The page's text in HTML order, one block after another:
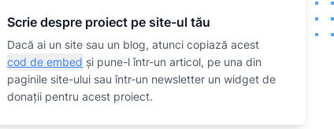
Scrie despre proiect pe site-ul tău
Dacă ai un site sau un blog, atunci copiază acest
cod de embed și pune-l într-un articol, pe una din
paginile site-ului sau într-un newsletter un widget de
donații pentru acest proiect.